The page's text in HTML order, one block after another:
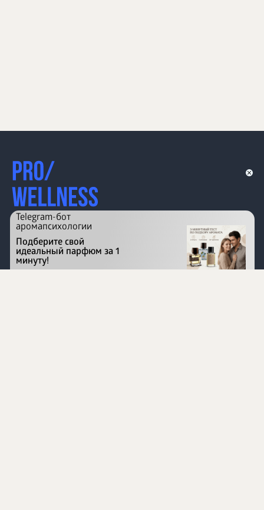
Перейти на сайт
Telegram-бот
аромапсихологии
Подберите свой
идеальный парфюм за 1
минуту!